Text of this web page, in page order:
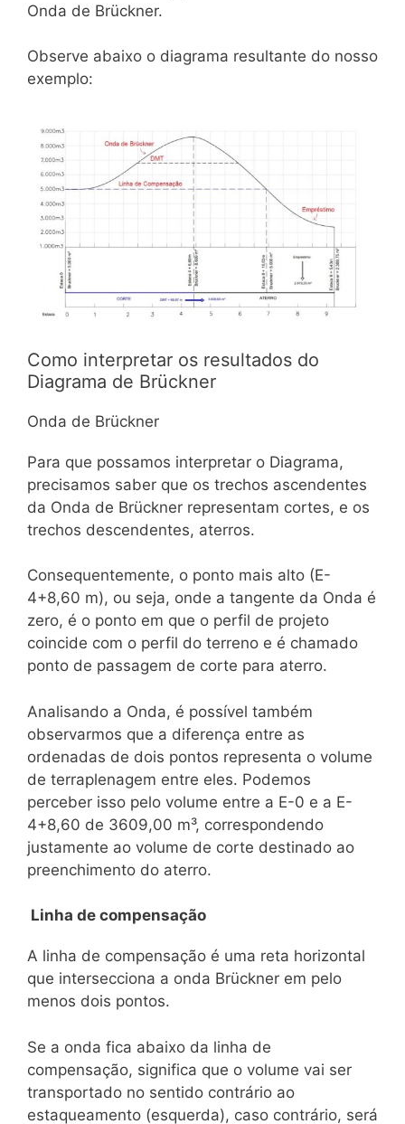
Onda de Brückner.
Observe abaixo o diagrama resultante do nosso
exemplo:
Como interpretar os resultados do
Diagrama de Brückner
Onda de Brückner
Para que possamos interpretar o Diagrama,
precisamos saber que os trechos ascendentes
da Onda de Brückner representam cortes, e os
trechos descendentes, aterros.
Consequentemente, o ponto mais alto (E-
4+8,60 m), ou seja, onde a tangente da Onda é
zero, é o ponto em que o perfil de projeto
coincide com o perfil do terreno e é chamado
ponto de passagem de corte para aterro.
Analisando a Onda, é possível também
observarmos que a diferença entre as
ordenadas de dois pontos representa o volume
de terraplenagem entre eles. Podemos
perceber isso pelo volume entre a E-0 e a E-
4+8,60 de 3609,00 m³, correspondendo
justamente ao volume de corte destinado ao
preenchimento do aterro.
Linha de compensação
A linha de compensação é uma reta horizontal
que intersecciona a onda Brückner em pelo
menos dois pontos.
Se a onda fica abaixo da linha de
compensação, significa que o volume vai ser
transportado no sentido contrário ao
estaqueamento (esquerda), caso contrário, será